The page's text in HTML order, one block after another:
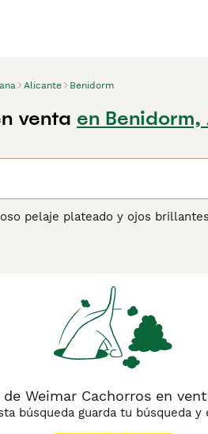
Alicante Benidorm
venta en
pelaje plateado y ojos
ya que los Weimaraner son
quieren un compañero canino
para obtener información
Weimar Cachorros en
búsqueda guarda tu búsqueda